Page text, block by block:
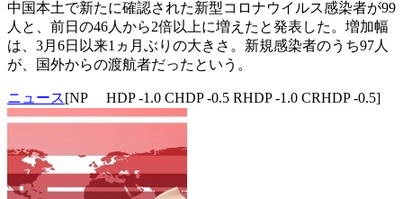
中国本土で新たに確認された新型コロナウイルス感染者が99
人と、前日の46人から2倍以上に増えたと発表した。増加幅
は、3月6日以来1ヵ月ぶりの大きさ。新規感染者のうち97人
が、国外からの渡航者だったという。
ニュース[NP HDP -1.0 CHDP -0.5 RHDP -1.0 CRHDP -0.5]